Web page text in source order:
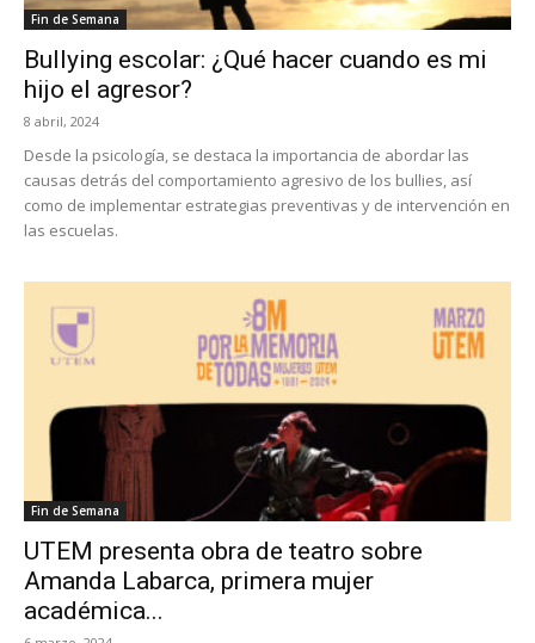
Fin de Semana
Bullying escolar: ¿Qué hacer cuando es mi
hijo el agresor?
8 abril, 2024
Desde la psicología, se destaca la importancia de abordar las
causas detrás del comportamiento agresivo de los bullies, así
como de implementar estrategias preventivas y de intervención en
las escuelas.
Fin de Semana
UTEM presenta obra de teatro sobre
Amanda Labarca, primera mujer
académica...